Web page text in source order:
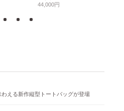
44,000円
わえる新作縦型トートバッグが登場